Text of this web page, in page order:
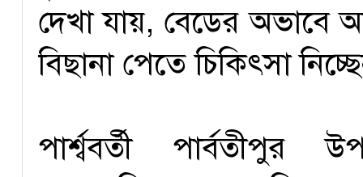
দেখা যায়, বেডের অভাবে
বিছানা পেতে চিকিৎসা
পার্শ্ববর্তী পার্বতীপুর